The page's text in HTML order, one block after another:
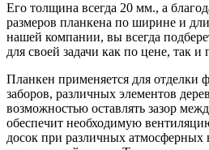
Его толщина всегда 20 мм., а
размеров планкена по ширине и
нашей компании, вы всегда
для своей задачи как по цене, так и
Планкен применяется для отделки
заборов, различных элементов
возможностью оставлять зазор
обеспечит необходимую
досок при различных атмосферных